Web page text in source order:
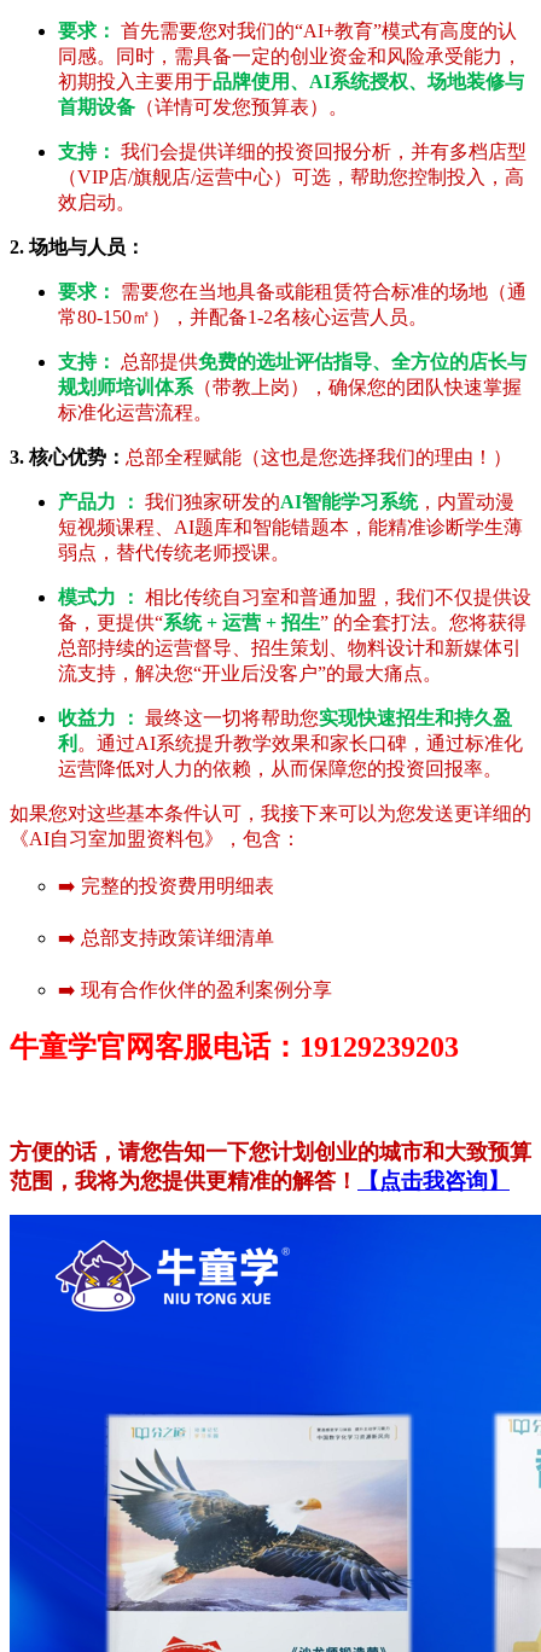
要求： 首先需要您对我们的“AI+教育”模式有高度的认
同感。同时，需具备一定的创业资金和风险承受能力，
初期投入主要用于品牌使用、AI系统授权、场地装修与
首期设备 （详情可发您预算表）。
支持： 我们会提供详细的投资回报分析，并有多档店型
（VIP店/旗舰店/运营中心）可选，帮助您控制投入，高
效启动。
2. 场地与人员：
要求：
需要您在当地具备或能租赁符合标准的场地（通
常80-150㎡），并配备1-2名核心运营人员。
支持： 总部提供免费的选址评估指导、全方位的店长与
规划师培训体系 （带教上岗），确保您的团队快速掌握
标准化运营流程。
3. 核心优势： 总部全程赋能（这也是您选择我们的理由！）
产品力 ： 我们独家研发的AI智能学习系统，内置动漫
短视频课程、AI题库和智能错题本，能精准诊断学生薄
弱点，替代传统老师授课。
模式力 ： 相比传统自习室和普通加盟，我们不仅提供设
备，更提供“系统 + 运营 + 招生” 的全套打法。您将获得
总部持续的运营督导、招生策划、物料设计和新媒体引
流支持，解决您“开业后没客户”的最大痛点。
收益力 ： 最终这一切将帮助您实现快速招生和持久盈
利 。通过AI系统提升教学效果和家长口碑，通过标准化
运营降低对人力的依赖，从而保障您的投资回报率。
如果您对这些基本条件认可，我接下来可以为您发送更详细的
《AI自习室加盟资料包》，包含：
➡️ 完整的投资费用明细表
➡️ 总部支持政策详细清单
➡️ 现有合作伙伴的盈利案例分享
牛童学官网客服电话：19129239203
方便的话，请您告知一下您计划创业的城市和大致预算
范围，我将为您提供更精准的解答！
【点击我咨询】